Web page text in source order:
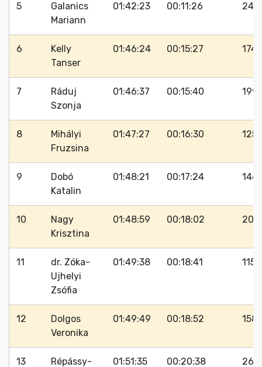
5
Galanics
Mariann
01:42:23 00:11:26 240
6
Kelly
Tanser
01:46:24 00:15:27 174
7
Ráduj
Szonja
01:46:37 00:15:40 199
8
Mihályi
Fruzsina
01:47:27 00:16:30 125
9
Dobó
Katalin
01:48:21 00:17:24 146
10
Nagy
Krisztina
01:48:59 00:18:02 202
11
dr. Zóka-
Ujhelyi
Zsófia
01:49:38 00:18:41 115
12
Dolgos
Veronika
01:49:49 00:18:52 158
13
Répássy-
01:51:35 00:20:38 266